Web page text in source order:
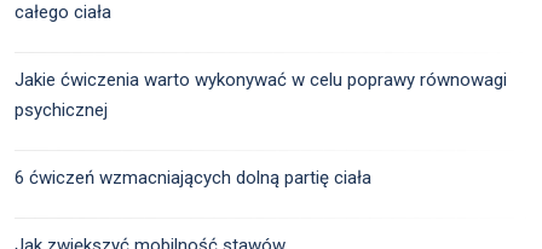
całego ciała
Jakie ćwiczenia warto wykonywać w celu poprawy równowagi
psychicznej
6 ćwiczeń wzmacniających dolną partię ciała